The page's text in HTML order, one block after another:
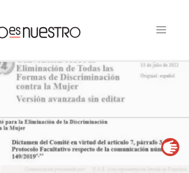
BLOG